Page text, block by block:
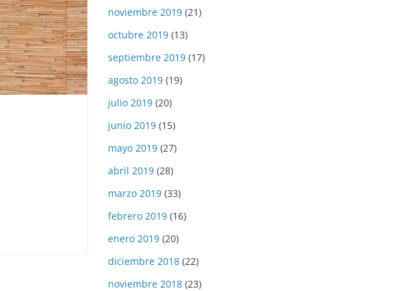
noviembre 2019 (21)
octubre 2019 (13)
septiembre 2019 (17)
agosto 2019 (19)
julio 2019 (20)
junio 2019 (15)
mayo 2019 (27)
abril 2019 (28)
marzo 2019 (33)
febrero 2019 (16)
enero 2019 (20)
diciembre 2018 (22)
noviembre 2018 (23)